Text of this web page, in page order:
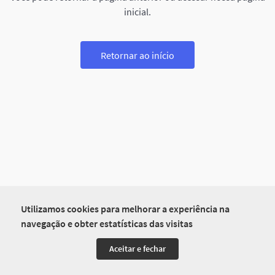
Utilizamos cookies para melhorar a experiência na
navegação e obter estatísticas das visitas
Aceitar e fechar
inicial.
Retornar ao início